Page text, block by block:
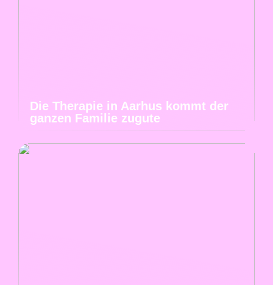
Die Therapie in Aarhus kommt der
ganzen Familie zugute